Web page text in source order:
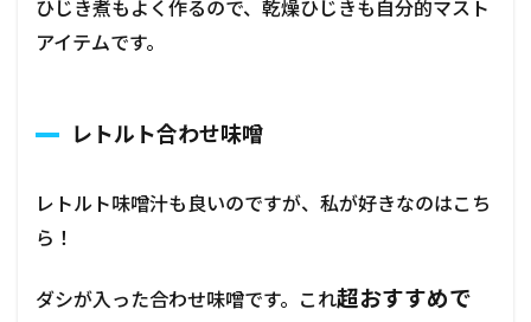
ひじき煮もよく作るので、乾燥ひじきも自分的マスト
アイテムです。
レトルト合わせ味噌
レトルト味噌汁も良いのですが、私が好きなのはこち
ら！
ダシが入った合わせ味噌です。これ超おすすめで